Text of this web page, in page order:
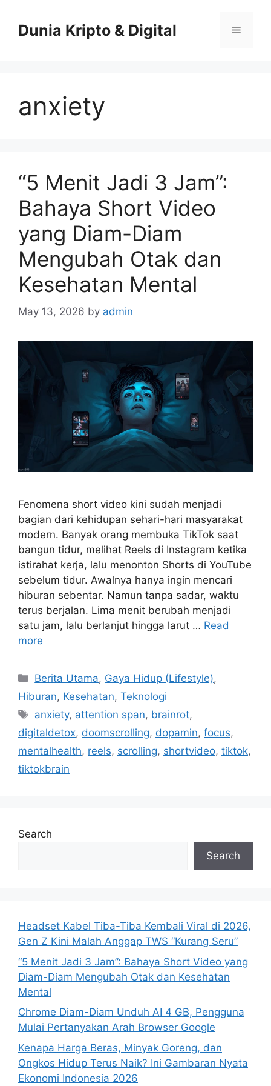
contentDunia Kripto & Digital Menu
anxiety
“5 Menit Jadi 3 Jam”:
Bahaya Short Video
yang Diam-Diam
Mengubah Otak dan
Kesehatan Mental
May 13, 2026 by admin
Fenomena short video kini sudah menjadi
bagian dari kehidupan sehari-hari masyarakat
modern. Banyak orang membuka TikTok saat
bangun tidur, melihat Reels di Instagram ketika
istirahat kerja, lalu menonton Shorts di YouTube
sebelum tidur. Awalnya hanya ingin mencari
hiburan sebentar. Namun tanpa sadar, waktu
terus berjalan. Lima menit berubah menjadi
satu jam, lalu berlanjut hingga larut … Read
more
C
a
e
g
o
r
Berita Utama, Gaya Hidup (Lifestyle),
Hiburan, Kesehatan, Teknologi
T
a
s
anxiety, attention span, brainrot,
digitaldetox, doomscrolling, dopamin, focus,
mentalhealth, reels, scrolling, shortvideo, tiktok,
tiktokbrain
Search
Search
Headset Kabel Tiba-Tiba Kembali Viral di 2026,
Gen Z Kini Malah Anggap TWS “Kurang Seru”
“5 Menit Jadi 3 Jam”: Bahaya Short Video yang
Diam-Diam Mengubah Otak dan Kesehatan
Mental
Chrome Diam-Diam Unduh AI 4 GB, Pengguna
Mulai Pertanyakan Arah Browser Google
Kenapa Harga Beras, Minyak Goreng, dan
Ongkos Hidup Terus Naik? Ini Gambaran Nyata
Ekonomi Indonesia 2026